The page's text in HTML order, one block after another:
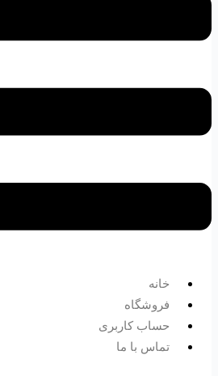
خانه
فروشگاه
حساب کاربری
تماس با ما